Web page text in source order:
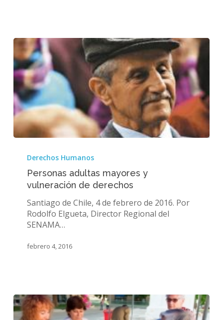
adultas
vulneración
derechos
Derechos Humanos
Personas adultas mayores y
vulneración de derechos
Santiago de Chile, 4 de febrero de 2016. Por
Rodolfo Elgueta, Director Regional del
SENAMA…
febrero 4, 2016